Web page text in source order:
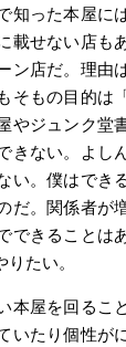
知った本屋に
載せない店も
ン店だ。理由
そもの目的は
やジュンク堂
きない。よし
い。僕はでき
だ。関係者が
きることは
たい。
本屋を回るこ
いたり個性が